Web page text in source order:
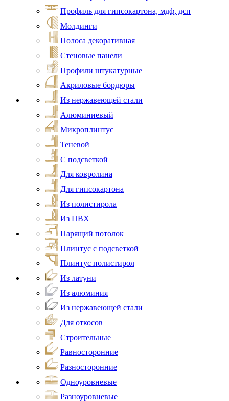
Профиль для гипсокартона, мдф, дсп
Молдинги
Полоса декоративная
Стеновые панели
Профили штукатурные
Акриловые бордюры
Из нержавеющей стали
Алюминиевый
Микроплинтус
Теневой
С подсветкой
Для ковролина
Для гипсокартона
Из полистирола
Из ПВХ
Парящий потолок
Плинтус с подсветкой
Плинтус полистирол
Из латуни
Из алюминия
Из нержавеющей стали
Для откосов
Строительные
Равносторонние
Разносторонние
Одноуровневые
Разноуровневые